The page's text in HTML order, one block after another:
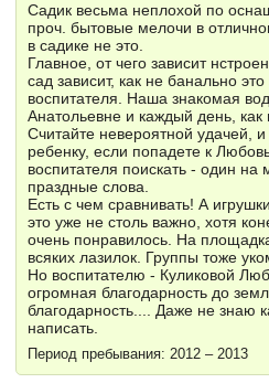
Садик весьма неплохой по
проч. бытовые мелочи в
в садике не это.
Главное, от чего зависит
сад зависит, как не банально
воспитателя. Наша знакомая
Анатольевне и каждый день, как
Считайте невероятной удачей,
ребенку, если попадете к
воспитателя поискать - один
праздные слова.
Есть с чем сравнивать! А
это уже не столь важно, хотя
очень понравилось. На
всяких лазилок. Группы тоже
Но воспитателю - Куликовой
огромная благодарность до
благодарность.... Даже не знаю
написать.
Период пребывания: 2012 – 2013